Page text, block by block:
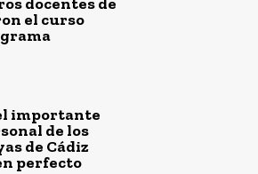
el curso
importante
de los
de Cádiz
perfecto